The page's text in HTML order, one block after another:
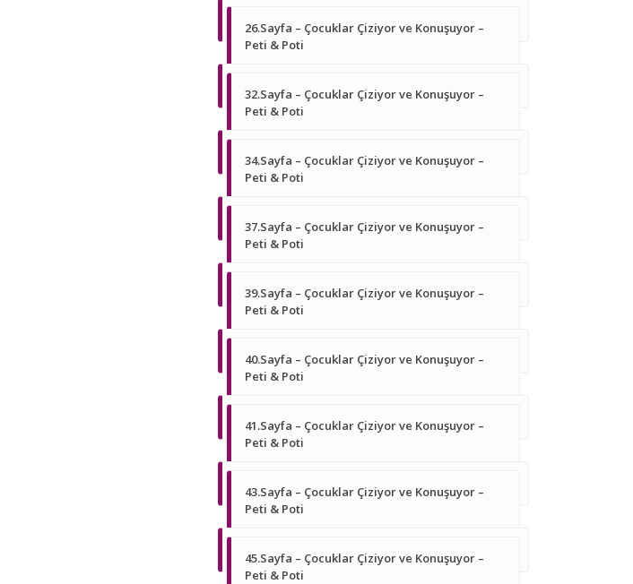
26.Sayfa – Çocuklar Çiziyor ve Konuşuyor –
Peti & Poti
32.Sayfa – Çocuklar Çiziyor ve Konuşuyor –
Peti & Poti
34.Sayfa – Çocuklar Çiziyor ve Konuşuyor –
Peti & Poti
37.Sayfa – Çocuklar Çiziyor ve Konuşuyor –
Peti & Poti
39.Sayfa – Çocuklar Çiziyor ve Konuşuyor –
Peti & Poti
40.Sayfa – Çocuklar Çiziyor ve Konuşuyor –
Peti & Poti
41.Sayfa – Çocuklar Çiziyor ve Konuşuyor –
Peti & Poti
43.Sayfa – Çocuklar Çiziyor ve Konuşuyor –
Peti & Poti
45.Sayfa – Çocuklar Çiziyor ve Konuşuyor –
Peti & Poti